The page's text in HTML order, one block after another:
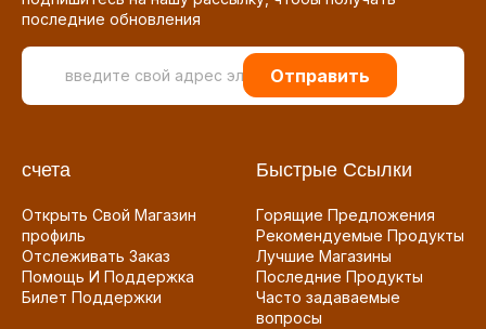
последние обновления
Отправить
счета
Открыть Свой Магазин
профиль
Отслеживать Заказ
Помощь И Поддержка
Билет Поддержки
Быстрые Ссылки
Горящие Предложения
Рекомендуемые Продукты
Лучшие Магазины
Последние Продукты
Часто задаваемые
вопросы